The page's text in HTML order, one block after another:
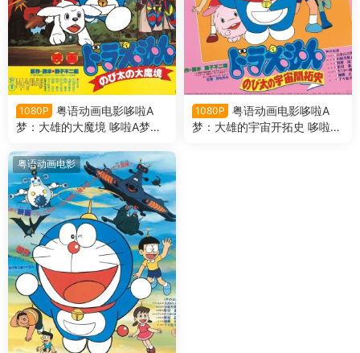
1080P
粤语动画电影哆啦A
梦：大雄的大魔境 哆啦A梦剧
1080P
粤语动画电影哆啦A
梦：大雄的宇宙开拓史 哆啦A
粤语动画电影